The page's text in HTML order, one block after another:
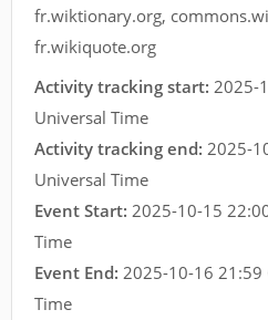
fr.wiktionary.org,
fr.wikiquote.org
Activity tracking start: 2025-
Universal Time
Activity tracking end: 2025-
Universal Time
Event Start: 2025-10-15
Time
Event End: 2025-10-16 21:59
Time